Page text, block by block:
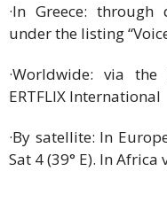
·In Greece:
under the listing
·Worldwide: via
ERTFLIX International
·By satellite: In
Sat 4 (39° E). In Africa